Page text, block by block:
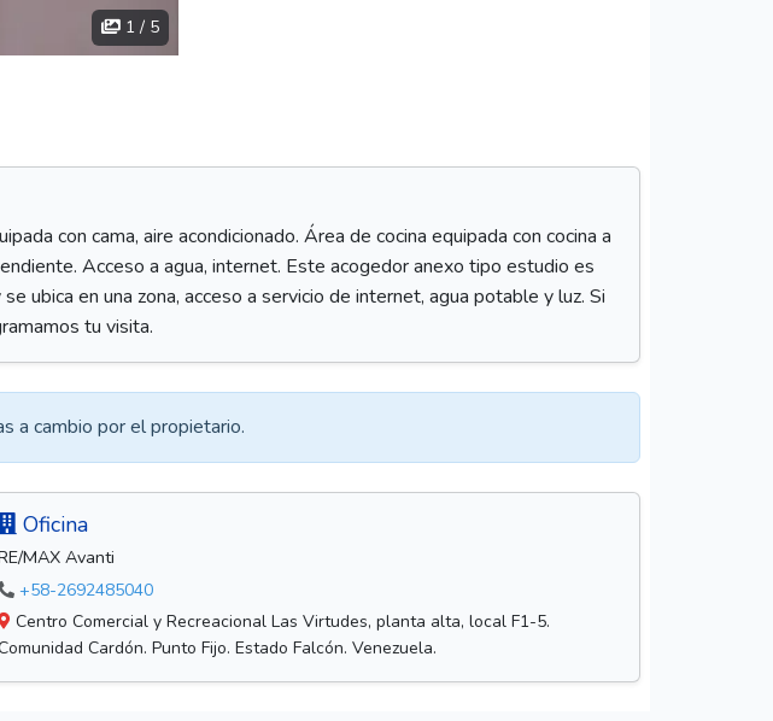
1 / 5
con cama, aire acondicionado. Área de cocina equipada con cocina a
Acceso a agua, internet. Este acogedor anexo tipo estudio es
ubica en una zona, acceso a servicio de internet, agua potable y luz. Si
tu visita.
a cambio por el propietario.
Oficina
MAX Avanti
+58-2692485040
Centro Comercial y Recreacional Las Virtudes, planta alta, local F1-5.
Cardón. Punto Fijo. Estado Falcón. Venezuela.